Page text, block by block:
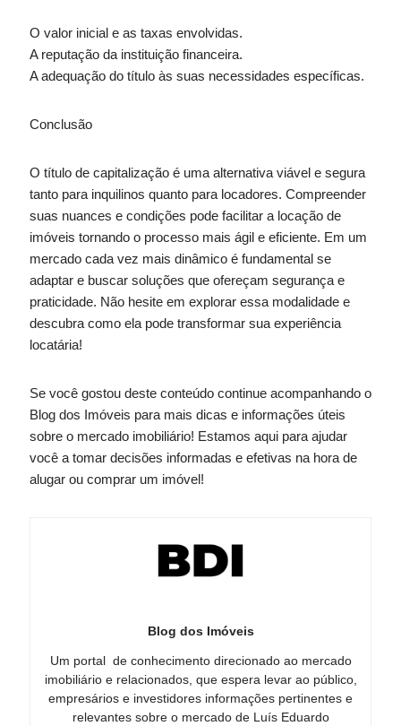
O valor inicial e as taxas envolvidas.
A reputação da instituição financeira.
A adequação do título às suas necessidades específicas.
Conclusão
O título de capitalização é uma alternativa viável e segura
tanto para inquilinos quanto para locadores. Compreender
suas nuances e condições pode facilitar a locação de
imóveis tornando o processo mais ágil e eficiente. Em um
mercado cada vez mais dinâmico é fundamental se
adaptar e buscar soluções que ofereçam segurança e
praticidade. Não hesite em explorar essa modalidade e
descubra como ela pode transformar sua experiência
locatária!
Se você gostou deste conteúdo continue acompanhando o
Blog dos Imóveis para mais dicas e informações úteis
sobre o mercado imobiliário! Estamos aqui para ajudar
você a tomar decisões informadas e efetivas na hora de
alugar ou comprar um imóvel!
Blog dos Imóveis
Um portal de conhecimento direcionado ao mercado
imobiliário e relacionados, que espera levar ao público,
empresários e investidores informações pertinentes e
relevantes sobre o mercado de Luís Eduardo